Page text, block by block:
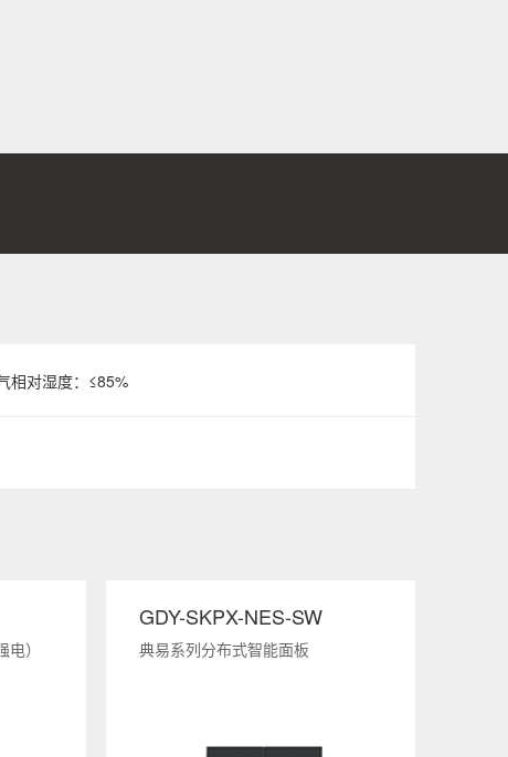
对湿度：≤85%
）
GDY-SKPX-NES-SW
典易系列分布式智能面板